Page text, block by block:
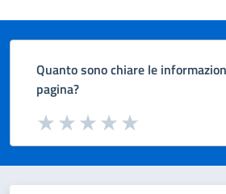
Quanto sono chiare le
pagina?
Valuta da 1 a 5 stelle la pagina
Valuta 5 stelle su 5
Valuta 4 stelle su 5
Valuta 3 stelle su 5
Valuta 2 stelle su 5
Valuta 1 stelle su 5